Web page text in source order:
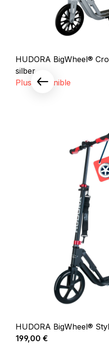
HUDORA BigWheel®
silber
Plus disponible
HUDORA BigWheel®
Prix régulier :
199,00 €